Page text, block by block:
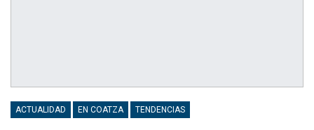
ACTUALIDAD EN COATZA TENDENCIAS